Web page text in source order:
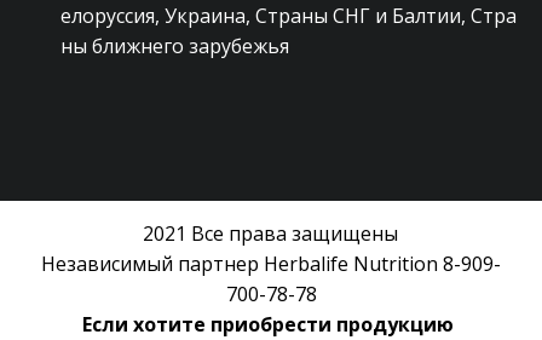
елоруссия, Украина, Страны СНГ и Балтии, Стра
ны ближнего зарубежья
2021 Все права защищены
Независимый партнер Herbalife Nutrition 8-909-
700-78-78
Если хотите приобрести продукцию